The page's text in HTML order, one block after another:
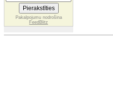
Pakalpojumu nodrošina
FeedBlitz